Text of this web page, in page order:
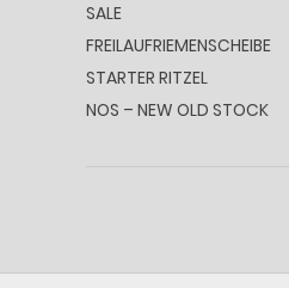
SALE
FREILAUFRIEMENSCHEIBE
STARTER RITZEL
NOS – NEW OLD STOCK